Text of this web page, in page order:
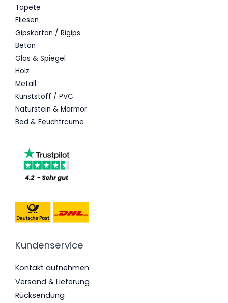
Tapete
Fliesen
Gipskarton / Rigips
Beton
Glas & Spiegel
Holz
Metall
Kunststoff / PVC
Naturstein & Marmor
Bad & Feuchträume
Kundenservice
Kontakt aufnehmen
Versand & Lieferung
Rücksendung